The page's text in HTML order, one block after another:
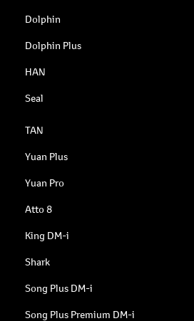
Dolphin
Dolphin Plus
HAN
Seal
TAN
Yuan Plus
Yuan Pro
Atto 8
King DM-i
Shark
Song Plus DM-i
Song Plus Premium DM-i